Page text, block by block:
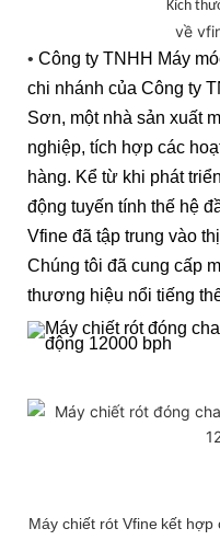
Kích
về
• Công ty TNHH Máy
chi nhánh của Công ty
Sơn, một nhà sản xuất
nghiệp, tích hợp các
hàng. Kể từ khi phát
động tuyến tính thế hệ
Vfine đã tập trung vào
Chúng tôi đã cung cấp
thương hiệu nổi tiếng
Máy chiết rót Vfine kết hợp